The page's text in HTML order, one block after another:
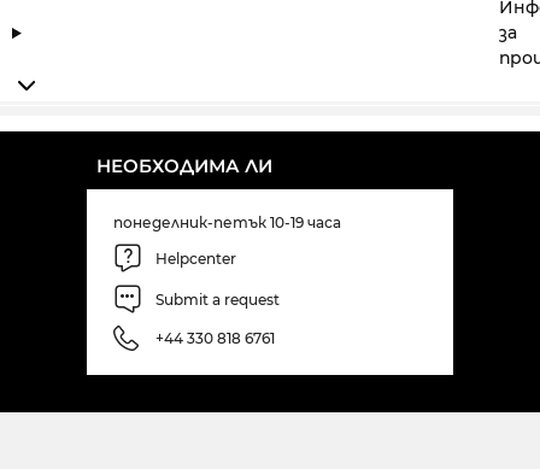
за
НЕОБХОДИМА ЛИ
понеделник-петък 10-19 часа
Helpcenter
Submit a request
+44 330 818 6761